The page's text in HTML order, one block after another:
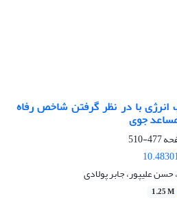
با در نظر گرفتن شاخص رفاه
جوی
477-510
علیپور، جابر پولادی
1.25 M